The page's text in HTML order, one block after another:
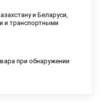
и Беларуси,
и транспортными
при обнаружении